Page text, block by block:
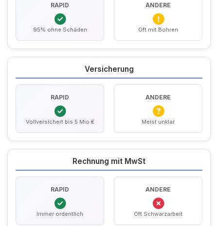
RAPID
95% ohne Schäden
ANDERE
Oft mit Bohren
Versicherung
RAPID
Vollversichert bis 5 Mio €
ANDERE
Meist unklar
Rechnung mit MwSt
RAPID
Immer ordentlich
ANDERE
Oft Schwarzarbeit